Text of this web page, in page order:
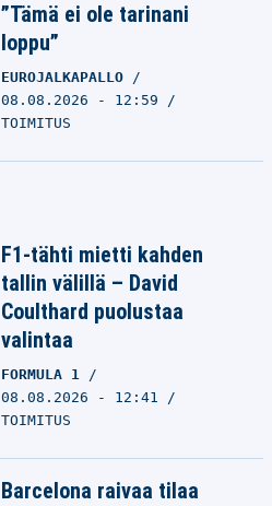
”Tämä ei ole tarinani
loppu”
EUROJALKAPALLO
08.08.2026 - 12:59
TOIMITUS
F1-tähti mietti kahden
tallin välillä – David
Coulthard puolustaa
valintaa
FORMULA 1
08.08.2026 - 12:41
TOIMITUS
Barcelona raivaa tilaa